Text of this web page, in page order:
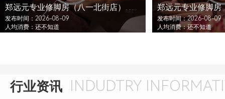
郑远元专业修脚房（八一北街店）还没发布活动
发布时间：2026-08-09
人均消费：还不知道
发布时间：2026-08-09
人均消费：还不知道
行业资讯 INDUDTRY